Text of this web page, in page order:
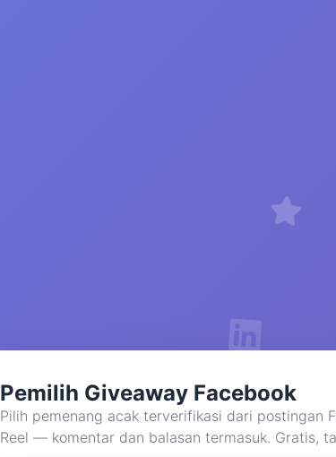
Pemilih Giveaway Facebook
Pilih pemenang acak terverifikasi dari postingan
Reel — komentar dan balasan termasuk. Gratis,